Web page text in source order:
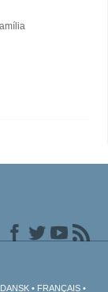
DANSK FRANÇAIS